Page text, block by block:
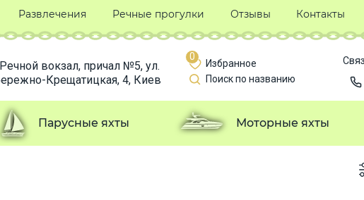
Развлечения Речные прогулки Отзывы Контакты
Речной вокзал, причал №5, ул.
Крещатицкая, 4, Киев
0
Избранное
Поиск по названию
Парусные яхты Моторные яхты